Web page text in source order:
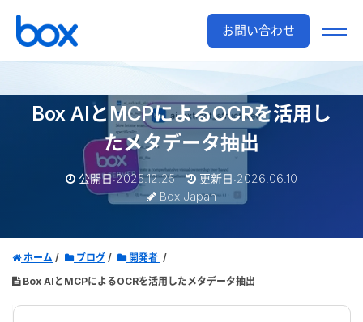
お問い合わせ
Box AIとMCPによるOCRを活用し
たメタデータ抽出
公開日:2025.12.25
更新日:2026.06.10
Box Japan
ホーム ブログ
開発者
Box AIとMCPによるOCRを活用したメタデータ抽出